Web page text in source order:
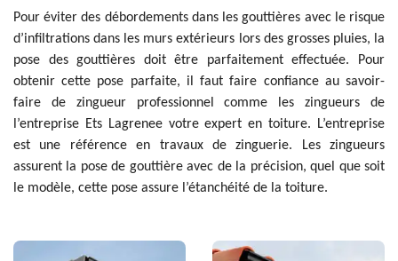
Pour éviter des débordements dans les gouttières avec le risque
d’infiltrations dans les murs extérieurs lors des grosses pluies, la
pose des gouttières doit être parfaitement effectuée. Pour
obtenir cette pose parfaite, il faut faire confiance au savoir-
faire de zingueur professionnel comme les zingueurs de
l’entreprise Ets Lagrenee votre expert en toiture. L’entreprise
est une référence en travaux de zinguerie. Les zingueurs
assurent la pose de gouttière avec de la précision, quel que soit
le modèle, cette pose assure l’étanchéité de la toiture.